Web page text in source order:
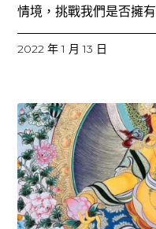
情境，挑戰我們是否擁
2022 年 1 月 13 日